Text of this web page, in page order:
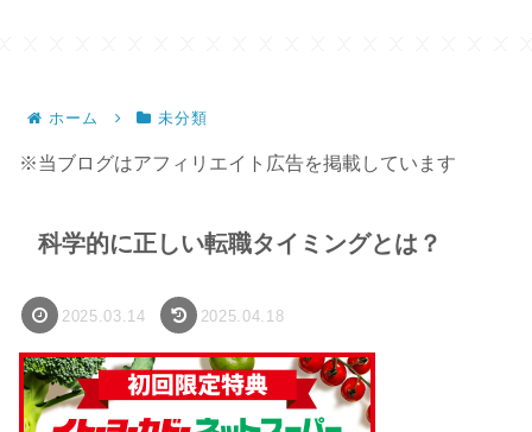
ホーム 未分類
※当ブログはアフィリエイト広告を掲載しています
科学的に正しい転職タイミングとは？
2025.03.14 2025.04.18